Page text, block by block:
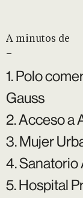
A minutos de
–
1. Polo
Gauss
2. Acceso a
3. Mujer
4.
5. Hospital